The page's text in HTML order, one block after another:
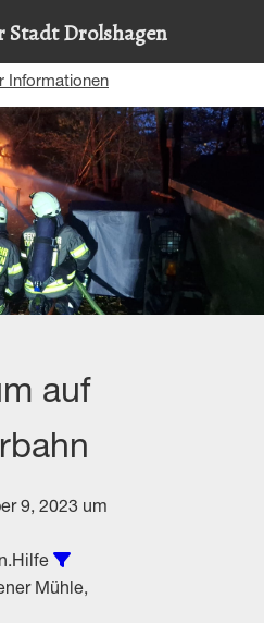
auf
9, 2023 um
Mühle,
um bestmögliche Funktionalität
Informationen
Stadt Drolshagen